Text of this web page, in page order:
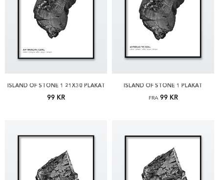
ISLAND OF STONE 1 21X30 PLAKAT
99 KR
ISLAND OF STONE 1 PLAKAT
FRA 99 KR